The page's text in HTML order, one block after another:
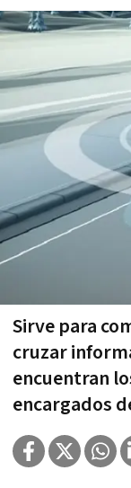
Sirve para
cruzar
encuentran
encargados